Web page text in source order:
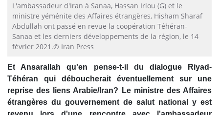
L'ambassadeur d'Iran à Sanaa, Hassan Irlou (G) et le
ministre yéménite des Affaires étrangères, Hisham Sharaf
Abdullah ont passé en revue la coopération Téhéran-
Sanaa et les derniers développements de la région, le 14
février 2021.© Iran Press
Et Ansarallah qu'en pense-t-il du dialogue Riyad-
Téhéran qui déboucherait éventuellement sur une
reprise des liens Arabie/Iran? Le ministre des Affaires
étrangères du gouvernement de salut national y est